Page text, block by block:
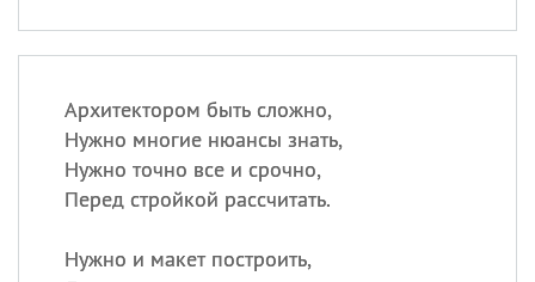
Архитектором быть сложно,
Нужно многие нюансы знать,
Нужно точно все и срочно,
Перед стройкой рассчитать.
Нужно и макет построить,